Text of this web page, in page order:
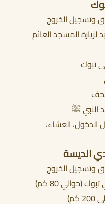
وتسجيل الخروج
المسجد العائم
تبوك
النبي ﷺ
الدخول، العشاء،
الديسة
وتسجيل الخروج
(حوالي 80 كم)